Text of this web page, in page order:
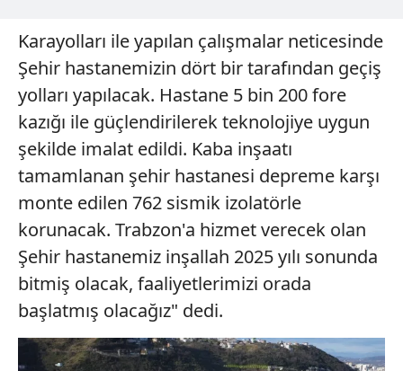
kullanılmaktadır. Diğer çerezler, sitemizin daha işlevsel
kılınması ve kişiselleştirilmesi ve sizlere yönelik
reklam/pazarlama faaliyetlerinin yapılması, amaçlarıyla
sınırlı olarak açık rızanız dahilinde kullanılacaktır.
Çerezlere ilişkin tercihlerinizi aşağıda yer alan panel
vasıtasıyla belirleyebilirsiniz. Çerezlere ilişkin detaylı bilgi
için Ayarlar butonuna tıklayabilir, Çerez Bilgilendirme
6698 sayılı Kişisel Verilerin Korunması Kanunu uyarınca
hazırlanmış Aydınlatma Metnimizi okumak ve sitemizde
ilgili mevzuata uygun olarak kullanılan çerezlerle ilgili bilgi
almak için lütfen
tıklayınız
Karayolları ile yapılan çalışmalar neticesinde
Şehir hastanemizin dört bir tarafından geçiş
yolları yapılacak. Hastane 5 bin 200 fore
kazığı ile güçlendirilerek teknolojiye uygun
şekilde imalat edildi. Kaba inşaatı
tamamlanan şehir hastanesi depreme karşı
monte edilen 762 sismik izolatörle
korunacak. Trabzon'a hizmet verecek olan
Şehir hastanemiz inşallah 2025 yılı sonunda
bitmiş olacak, faaliyetlerimizi orada
başlatmış olacağız" dedi.